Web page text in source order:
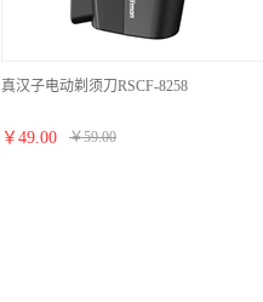
真汉子电动剃须刀RSCF-8258
￥ 49.00 ￥59.00